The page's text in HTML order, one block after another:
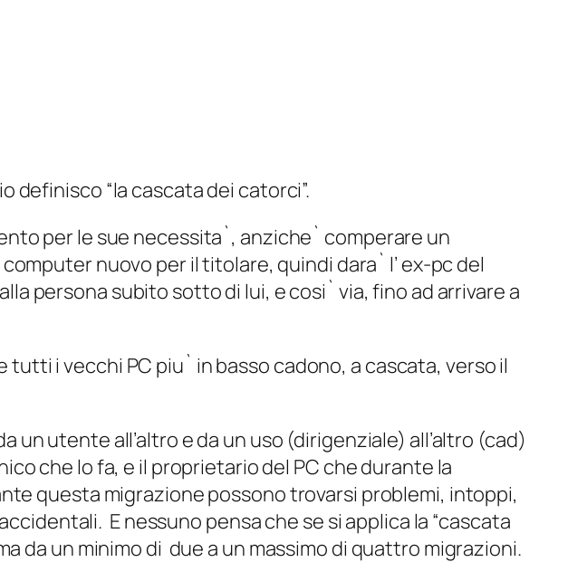
definisco “la cascata dei catorci”.
per le sue necessita`, anziche` comperare un
nuovo per il titolare, quindi dara` l’ ex-pc del
persona subito sotto di lui, e cosi` via, fino ad arrivare a
i vecchi PC piu` in basso cadono, a cascata, verso il
un utente all’altro e da un uso (dirigenziale) all’altro (cad)
che lo fa, e il proprietario del PC che durante la
questa migrazione possono trovarsi problemi, intoppi,
E nessuno pensa che se si applica la “cascata
da un minimo di due a un massimo di quattro migrazioni.